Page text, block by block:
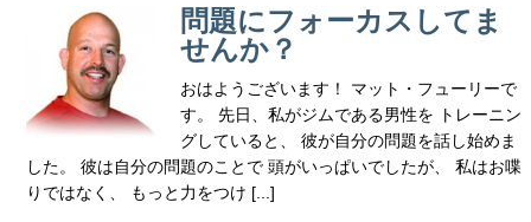
問題にフォーカスしてま
せんか？
おはようございます！ マット・フューリーで
す。 先日、私がジムである男性を トレーニン
グしていると、 彼が自分の問題を話し始めま
した。 彼は自分の問題のことで 頭がいっぱいでしたが、 私はお喋
りではなく、 もっと力をつけ [...]